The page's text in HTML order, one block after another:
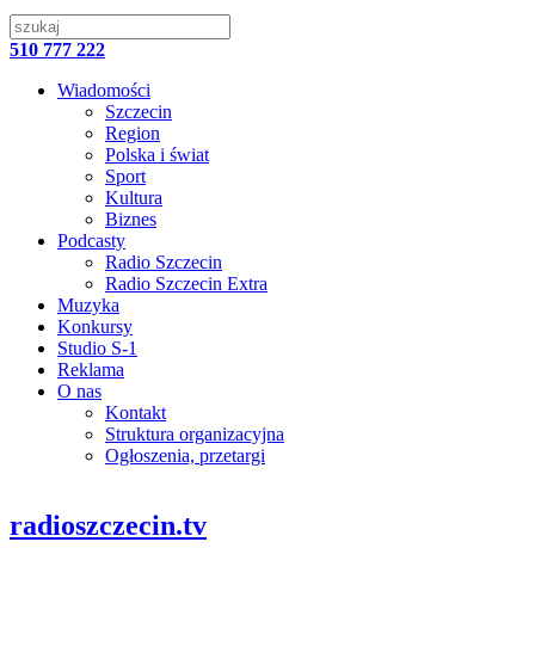
510 777 222
Wiadomości
Szczecin
Region
Polska i świat
Sport
Kultura
Biznes
Podcasty
Radio Szczecin
Radio Szczecin Extra
Muzyka
Konkursy
Studio S-1
Reklama
O nas
Kontakt
Struktura organizacyjna
Ogłoszenia, przetargi
radioszczecin.tv